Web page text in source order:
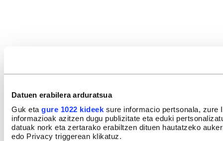
Datuen erabilera arduratsua
Guk eta gure 1022 kideek sure informacio pertsonala, zure
informazioak azitzen dugu publizitate eta eduki
datuak nork eta zertarako erabiltzen dituen hautatzeko
edo Privacy triggerean klikatuz.